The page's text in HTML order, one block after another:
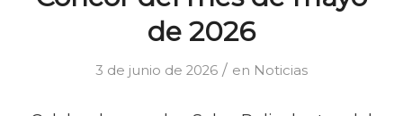
de 2026
3 de junio de 2026 / en Noticias